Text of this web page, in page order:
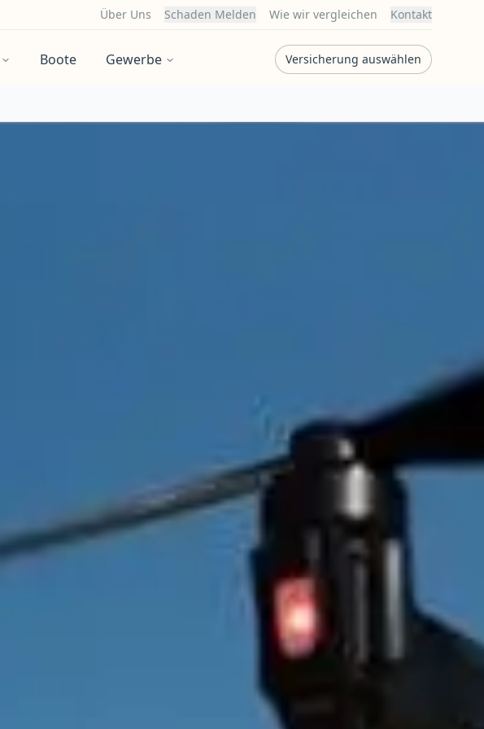
Über Uns Schaden Melden Wie wir vergleichen Kontakt
Boote Gewerbe Versicherung auswählen